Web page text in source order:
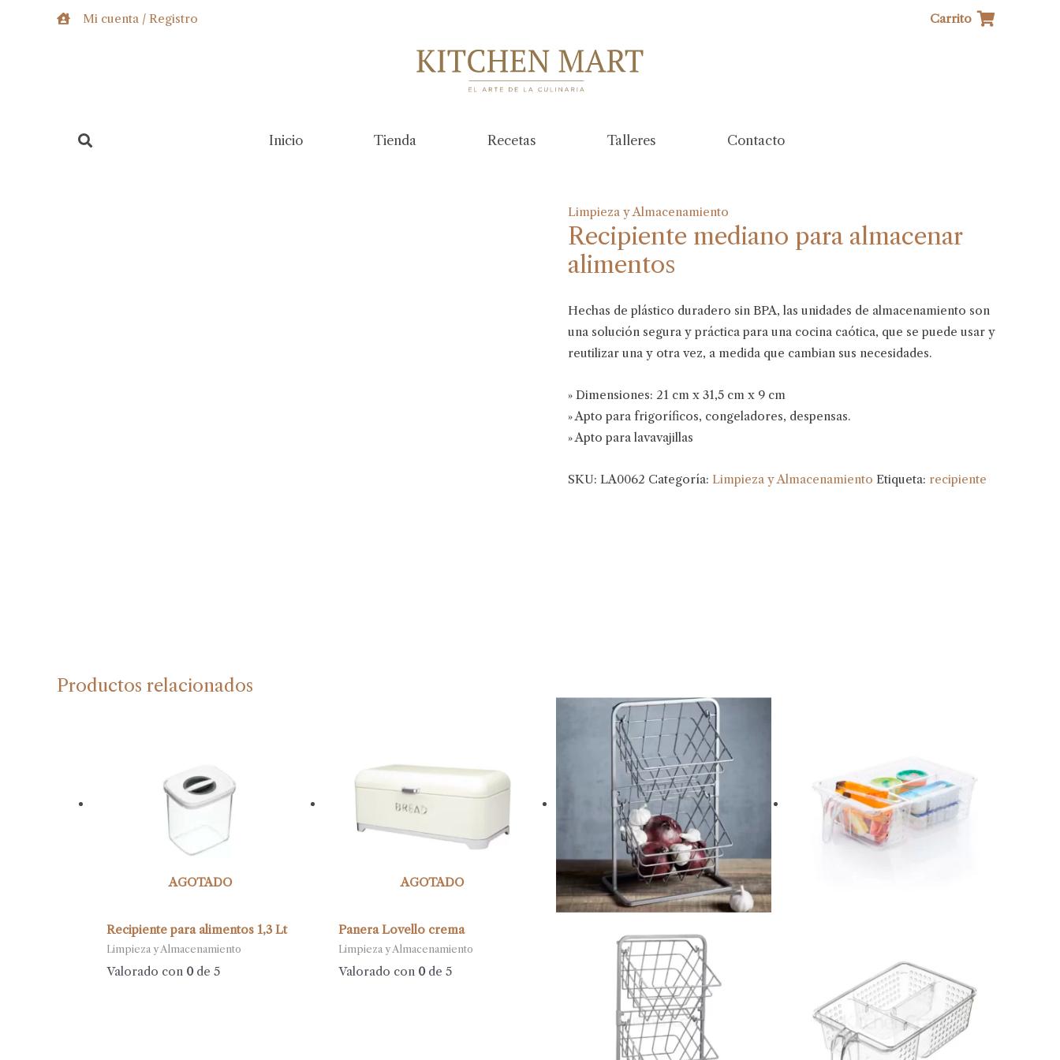
Mi cuenta / Registro Carrito
Inicio Tienda Recetas Talleres Contacto
Limpieza y Almacenamiento
Recipiente mediano para almacenar
alimentos
Hechas de plástico duradero sin BPA, las unidades de almacenamiento son
una solución segura y práctica para una cocina caótica, que se puede usar y
reutilizar una y otra vez, a medida que cambian sus necesidades.
» Dimensiones: 21 cm x 31,5 cm x 9 cm
» Apto para frigoríficos, congeladores, despensas.
» Apto para lavavajillas
SKU: LA0062 Categoría: Limpieza y Almacenamiento Etiqueta: recipiente
Productos relacionados
AGOTADO
Recipiente para alimentos 1,3 Lt
Limpieza y Almacenamiento
Valorado con 0de 5
AGOTADO
Panera Lovello crema
Limpieza y Almacenamiento
Valorado con 0de 5